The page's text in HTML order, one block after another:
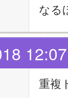
なる
重複